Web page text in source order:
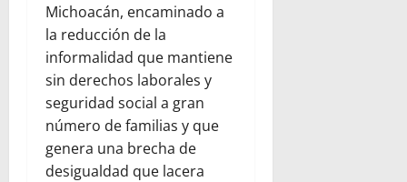
Michoacán, encaminado a
la reducción de la
informalidad que mantiene
sin derechos laborales y
seguridad social a gran
número de familias y que
genera una brecha de
desigualdad que lacera